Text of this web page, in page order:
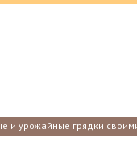
и урожайные грядки